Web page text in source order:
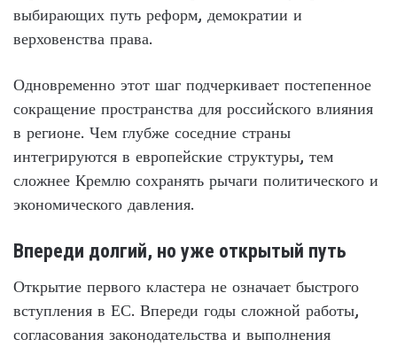
выбирающих путь реформ, демократии и
верховенства права.
Одновременно этот шаг подчеркивает постепенное
сокращение пространства для российского влияния
в регионе. Чем глубже соседние страны
интегрируются в европейские структуры, тем
сложнее Кремлю сохранять рычаги политического и
экономического давления.
Впереди долгий, но уже открытый путь
Открытие первого кластера не означает быстрого
вступления в ЕС. Впереди годы сложной работы,
согласования законодательства и выполнения